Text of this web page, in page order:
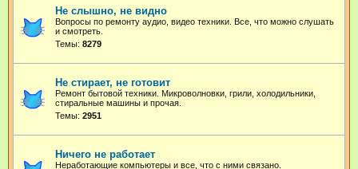
Не слышно, не видно
Вопросы по ремонту аудио, видео техники. Все, что можно слушать
и смотреть.
Темы: 8279
Не стирает, не готовит
Ремонт бытовой техники. Микроволновки, грили, холодильники,
стиральные машины и прочая.
Темы: 2951
Ничего не работает
Неработающие компьютеры и все, что с ними связано.